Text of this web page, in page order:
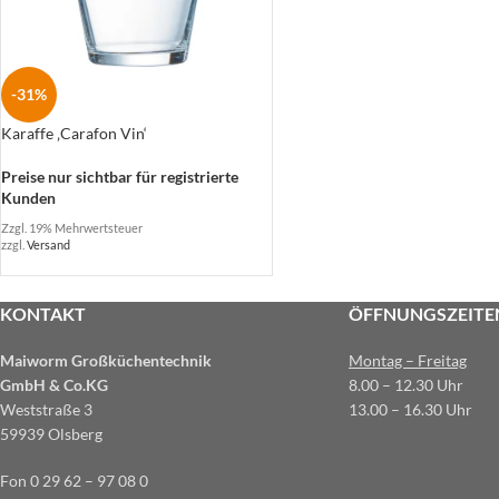
-31%
Karaffe ‚Carafon Vin‘
Preise nur sichtbar für registrierte
Kunden
Zzgl. 19% Mehrwertsteuer
zzgl. Versand
KONTAKT
Maiworm Großküchentechnik
GmbH & Co.KG
Weststraße 3
59939 Olsberg
Fon 0 29 62 – 97 08 0
Montag – Freitag
8.00 – 12.30 Uhr
13.00 – 16.30 Uhr